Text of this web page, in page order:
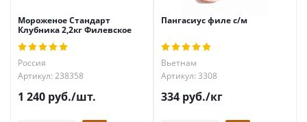
Мороженое Стандарт
Клубника 2,2кг Филевское
Россия
Артикул: 238358
1 240 руб./шт.
Пангасиус филе с/м
Вьетнам
Артикул: 3308
334 руб./кг